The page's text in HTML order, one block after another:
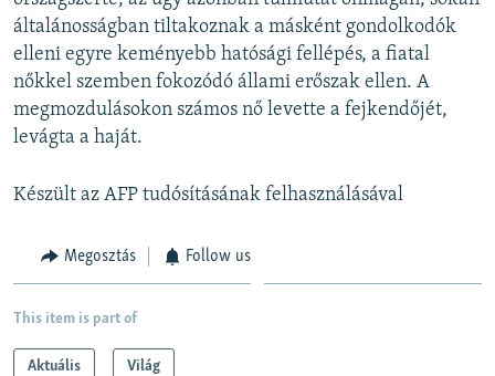
Auto 240p 360p 480p
720p 1080p
480p
720p
1080p
általánosságban tiltakoznak a másként gondolkodók
elleni egyre keményebb hatósági fellépés, a fiatal
nőkkel szemben fokozódó állami erőszak ellen. A
megmozdulásokon számos nő levette a fejkendőjét,
levágta a haját.
Készült az AFP tudósításának felhasználásával
Megosztás Follow us
This item is part of
Aktuális Világ